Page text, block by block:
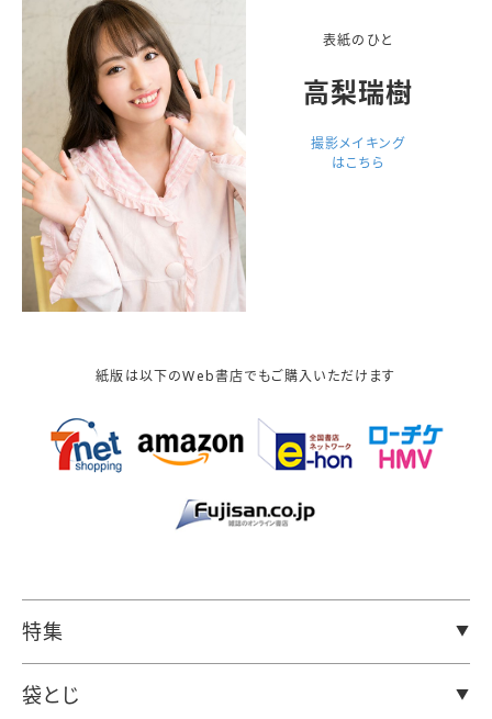
表紙のひと
高梨瑞樹
撮影メイキング
はこちら
紙版は以下のWeb書店でもご購入いただけます
特集
袋とじ